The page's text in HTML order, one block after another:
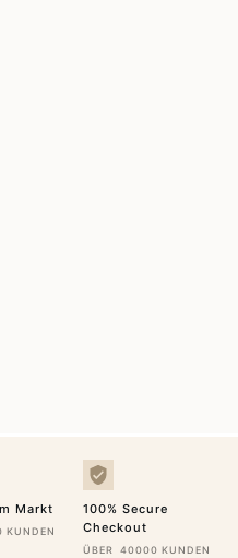
Markt
100% Secure
Checkout
ÜBER 40000 KUNDEN